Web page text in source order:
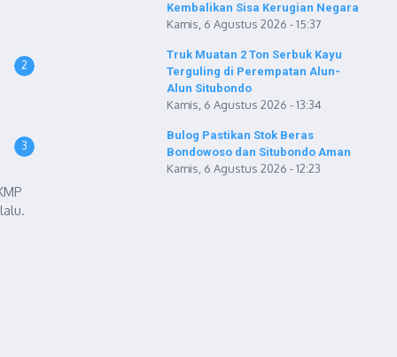
Kembalikan Sisa Kerugian Negara
Kamis, 6 Agustus 2026 - 15:37
2
Truk Muatan 2 Ton Serbuk Kayu
Terguling di Perempatan Alun-
Alun Situbondo
Kamis, 6 Agustus 2026 - 13:34
3
Bulog Pastikan Stok Beras
Bondowoso dan Situbondo Aman
Kamis, 6 Agustus 2026 - 12:23